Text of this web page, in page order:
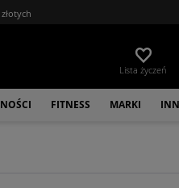
Lista życzeń
FITNESS MARKI